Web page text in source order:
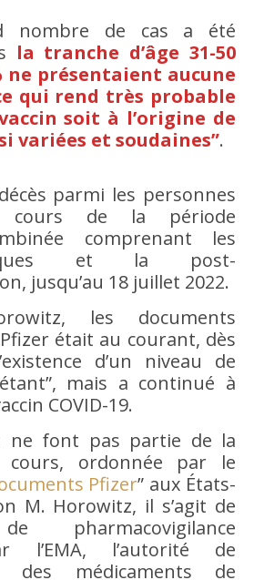
nombre de cas a été
la tranche d’âge 31-50
ne présentaient aucune
qui rend très probable
soit à l’origine de
variées et soudaines”.
parmi les personnes
cours de la période
comprenant les
et la post-
jusqu’au 18 juillet 2022.
les documents
était au courant, dès
d’un niveau de
mais a continué à
COVID-19.
ne font pas partie de la
cours, ordonnée par le
Pfizer” aux États-
M. Horowitz, il s’agit de
pharmacovigilance
l’EMA, l’autorité de
des médicaments de